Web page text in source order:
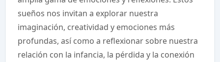
sueños nos invitan a explorar nuestra
imaginación, creatividad y emociones más
profundas, así como a reflexionar sobre nuestra
relación con la infancia, la pérdida y la conexión